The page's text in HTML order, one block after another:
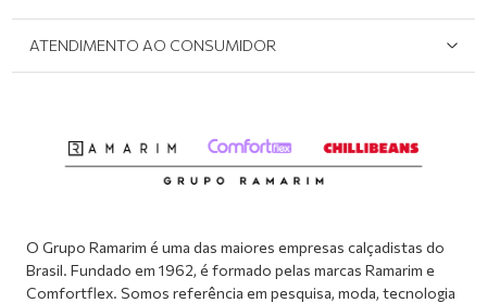
Políticas de Privacidade
Meus pedidos
ATENDIMENTO AO CONSUMIDOR
Atendimento via WhatsApp: (51) 2160-0740
O Grupo Ramarim é uma das maiores empresas calçadistas do
Brasil. Fundado em 1962, é formado pelas marcas Ramarim e
Comfortflex. Somos referência em pesquisa, moda, tecnologia